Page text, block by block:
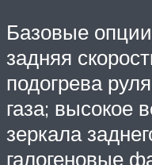
Базовые
задняя
подогрева
газа; высокое
зеркала
галогеновые